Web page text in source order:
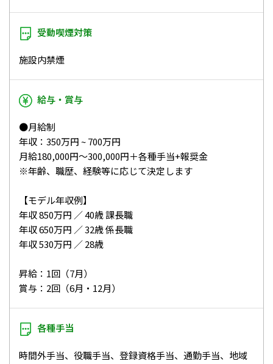
受動喫煙対策
施設内禁煙
給与・賞与
●月給制
年収：350万円 ~ 700万円
月給180,000円～300,000円＋各種手当+報奨金
※年齢、職歴、経験等に応じて決定します
【モデル年収例】
年収 850万円 ／ 40歳 課長職
年収 650万円 ／ 32歳 係長職
年収 530万円 ／ 28歳
昇給：1回（7月）
賞与：2回（6月・12月）
各種手当
時間外手当、役職手当、登録資格手当、通勤手当、地域